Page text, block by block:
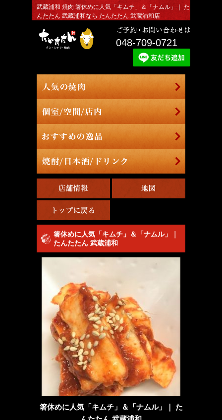
武蔵浦和 焼肉 箸休めに人気「キムチ」＆「ナムル」｜ た
んたたん 武蔵浦和なら たんたたん 武蔵浦和店
048-709-0721
箸休めに人気「キムチ」＆「ナムル」｜
たんたたん 武蔵浦和
箸休めに人気「キムチ」＆「ナムル」｜ た